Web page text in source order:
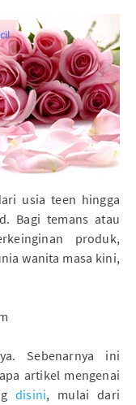
usia teen hingga
Bagi temans atau
produk,
wanita masa kini,
Sebenarnya ini
artikel mengenai
disini, mulai dari